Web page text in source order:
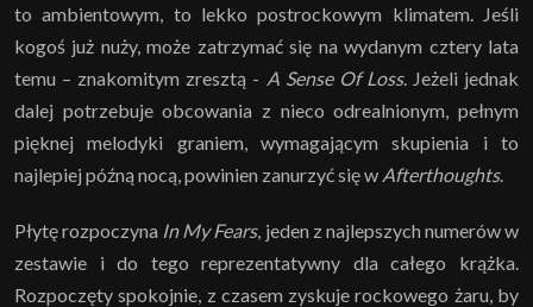
to ambientowym, to lekko postrockowym klimatem. Jeśli
kogoś już nuży, może zatrzymać się na wydanym cztery lata
temu – znakomitym zresztą - A Sense Of Loss. Jeżeli jednak
dalej potrzebuje obcowania z nieco odrealnionym, pełnym
pięknej melodyki graniem, wymagającym skupienia i to
najlepiej późną nocą, powinien zanurzyć się w Afterthoughts.
Płytę rozpoczyna In My Fears, jeden z najlepszych numerów w
zestawie i do tego reprezentatywny dla całego krążka.
Rozpoczęty spokojnie, z czasem zyskuje rockowego żaru, by